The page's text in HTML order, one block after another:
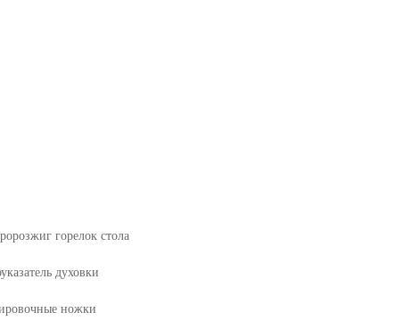
горелок стола
духовки
ножки